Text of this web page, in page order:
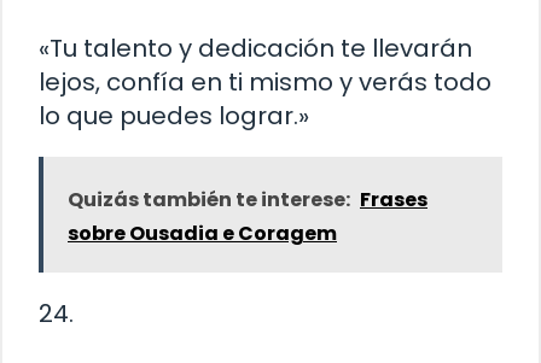
«Tu talento y dedicación te llevarán
lejos, confía en ti mismo y verás todo
lo que puedes lograr.»
Quizás también te interese: Frases
sobre Ousadia e Coragem
24.